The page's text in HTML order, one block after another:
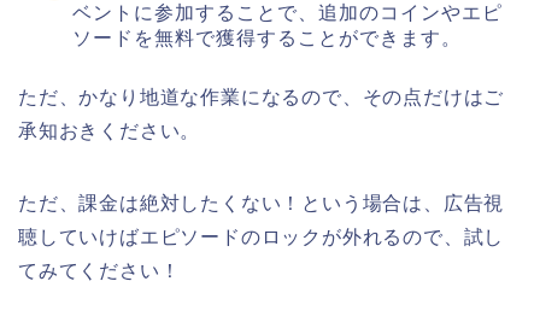
ベントに参加することで、追加のコインやエピ
ソードを無料で獲得することができます。
ただ、かなり地道な作業になるので、その点だけはご
承知おきください。
ただ、課金は絶対したくない！という場合は、広告視
聴していけばエピソードのロックが外れるので、試し
てみてください！